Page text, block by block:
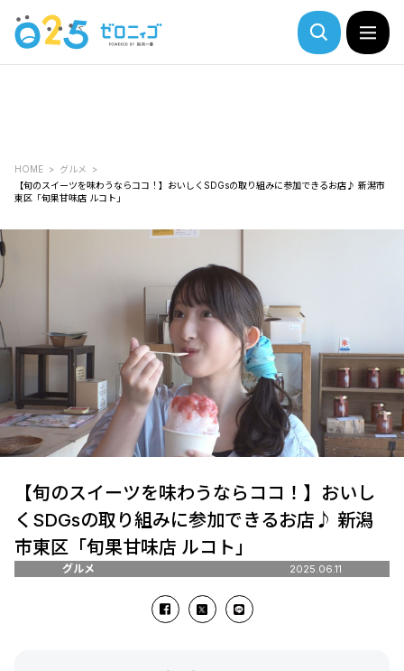
HOME
グルメ
【旬のスイーツを味わうならココ！】おいしくSDGsの取り組みに参加できるお店♪ 新潟市
東区「旬果甘味店 ルコト」
【旬のスイーツを味わうならココ！】おいし
くSDGsの取り組みに参加できるお店♪ 新潟
市東区「旬果甘味店 ルコト」
グルメ 2025.06.11